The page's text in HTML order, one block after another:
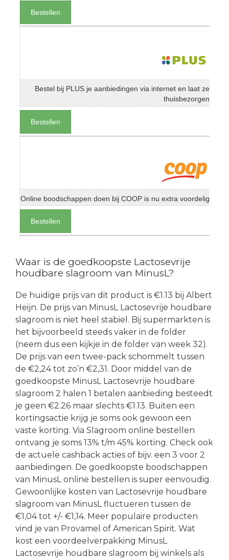
Bestellen
Bestel bij PLUS je aanbiedingen via internet en laat ze
thuisbezorgen
Bestellen
Online boodschappen doen bij COOP is nu extra voordelig
Bestellen
Waar is de goedkoopste Lactosevrije
houdbare slagroom van MinusL?
De huidige prijs van dit product is €1.13 bij Albert
Heijn. De prijs van MinusL Lactosevrije houdbare
slagroom is niet heel stabiel. Bij supermarkten is
het bijvoorbeeld steeds vaker in de folder
(neem dus een kijkje in de folder van week 32).
De prijs van een twee-pack schommelt tussen
de €2,24 tot zo’n €2,31. Door middel van de
goedkoopste MinusL Lactosevrije houdbare
slagroom 2 halen 1 betalen aanbieding besteedt
je geen €2.26 maar slechts €1.13. Buiten een
kortingsactie krijg je soms ook gewoon een
vaste korting. Via Slagroom online bestellen
ontvang je soms 13% t/m 45% korting. Check ook
de actuele cashback acties of bijv. een 3 voor 2
aanbiedingen. De goedkoopste boodschappen
van MinusL online bestellen is super eenvoudig.
Gewoonlijke kosten van Lactosevrije houdbare
slagroom van MinusL fluctueren tussen de
€1,04 tot +/- €1,14. Meer populaire producten
vind je van Provamel of American Spirit. Wat
kost een voordeelverpakking MinusL
Lactosevrije houdbare slagroom bij winkels als